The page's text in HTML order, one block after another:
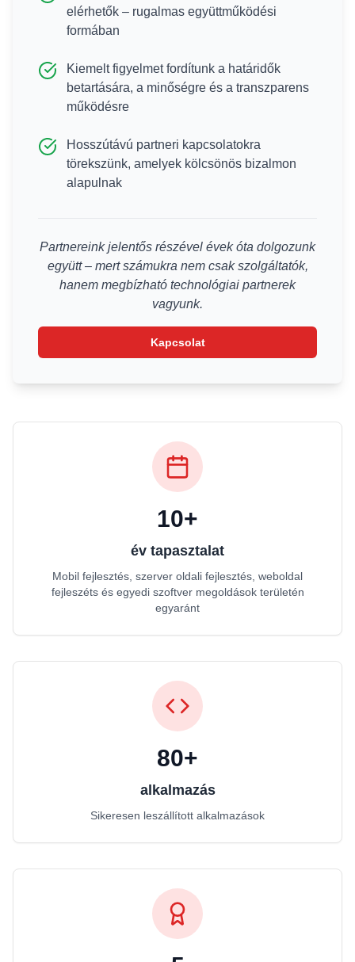
elérhetők – rugalmas együttműködési
formában
Kiemelt figyelmet fordítunk a határidők
betartására, a minőségre és a transzparens
működésre
Hosszútávú partneri kapcsolatokra
törekszünk, amelyek kölcsönös bizalmon
alapulnak
Partnereink jelentős részével évek óta dolgozunk
együtt – mert számukra nem csak szolgáltatók,
hanem megbízható technológiai partnerek
vagyunk.
Kapcsolat
10+
év tapasztalat
Mobil fejlesztés, szerver oldali fejlesztés, weboldal
fejleszéts és egyedi szoftver megoldások területén
egyaránt
80+
alkalmazás
Sikeresen leszállított alkalmazások